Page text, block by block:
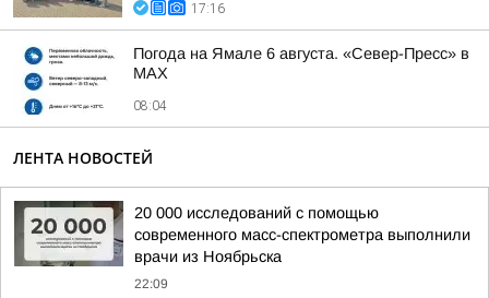
17:16
Погода на Ямале 6 августа. «Север-Пресс» в
MAX
08:04
ЛЕНТА НОВОСТЕЙ
20 000 исследований с помощью
современного масс-спектрометра выполнили
врачи из Ноябрьска
22:09